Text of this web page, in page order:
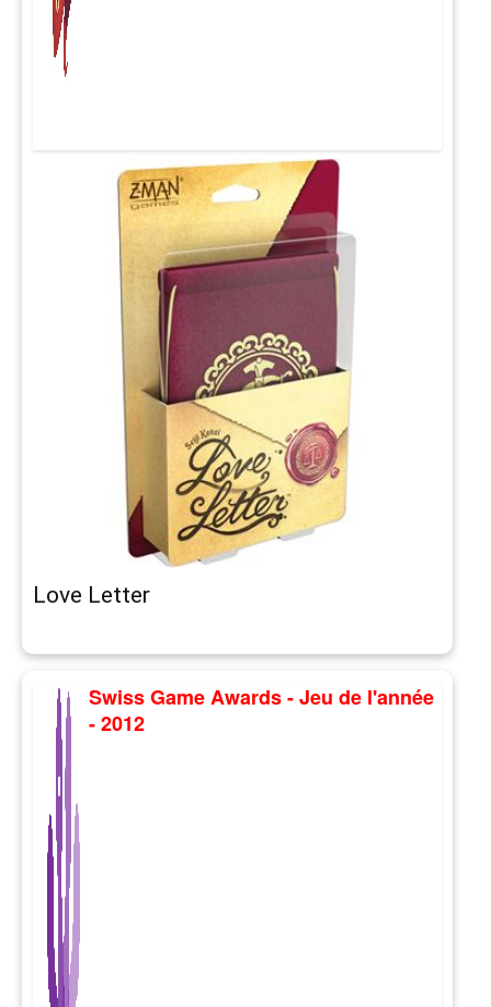
Love Letter
Swiss Game Awards - Jeu de l'année
- 2012